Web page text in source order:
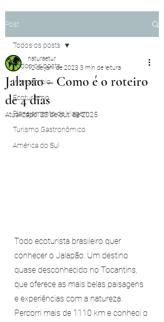
Post
Todos os posts
Intercâmbio
Ecoturismo
Planejamento de Viagem
Turismo Gastronômico
América do Sul
Todos os posts
Jalapão – Como é o roteiro
de 4 dias
naturaetur
12 de jan. de 2023 3 min de leitura
Atualizado:23 de out. de 2025
Todo ecoturista brasileiro quer
conhecer o Jalapão. Um destino
quase desconhecido no Tocantins,
que oferece as mais belas paisagens
e experiências com a natureza.
Percorri mais de 1110 km e conheci o